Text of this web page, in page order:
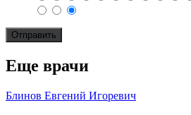
Еще врачи
Блинов Евгений Игоревич